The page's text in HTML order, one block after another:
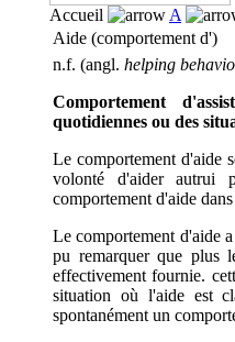
Accueil A
Aide (comportement d')
n.f. (angl. helping
Comportement
quotidiennes ou des
Le comportement d'aide
volonté d'aider autrui
comportement d'aide
Le comportement d'aide
pu remarquer que plus
effectivement fournie.
situation où l'aide est
spontanément un